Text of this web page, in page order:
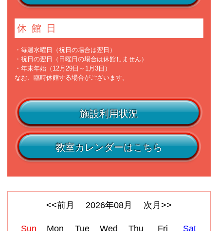
休館日
・毎週水曜日（祝日の場合は翌日）
・祝日の翌日（日曜日の場合は休館しません）
・年末年始（12月29日～1月3日）
なお、臨時休館する場合がございます。
施設利用状況
教室カレンダーはこちら
<<前月 2026年08月 次月>>
Sun Mon Tue Wed Thu Fri
Sat